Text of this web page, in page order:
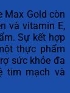
Max Gold còn
và vitamin E,
Sự kết hợp
thực phẩm
sức khỏe đa
tim mạch và